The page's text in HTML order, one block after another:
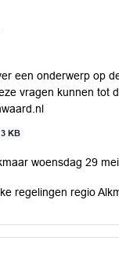
een onderwerp op
vragen kunnen tot
KB
woensdag 29
regelingen regio